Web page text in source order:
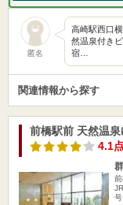
匿名
高崎駅西口
然温泉付き
宿…
関連情報から探す
前橋駅前 天然温泉
4.1